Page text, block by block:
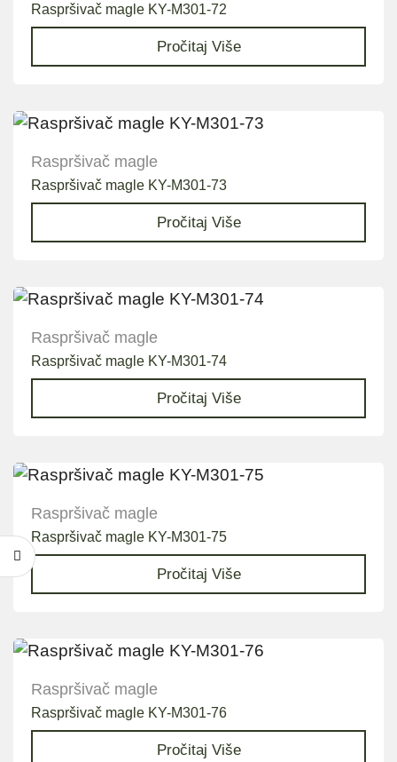
Raspršivač magle KY-M301-72
Pročitaj Više
Raspršivač magle
Raspršivač magle KY-M301-73
Pročitaj Više
Raspršivač magle
Raspršivač magle KY-M301-74
Pročitaj Više
Raspršivač magle
Raspršivač magle KY-M301-75
Pročitaj Više
Raspršivač magle
Raspršivač magle KY-M301-76
Pročitaj Više